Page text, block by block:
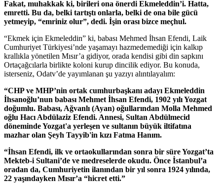
Fakat, muhakkak ki, birileri ona önerdi Ekmeleddin’i. Hatta,
emretti. Bu da, belki tartıştı onlarla, belki de ona bile gücü
yetmeyip, “emriniz olur”, dedi. İşin orası bizce meçhul.
“Ekmek için Ekmeleddin” ki, babası Mehmed İhsan Efendi, Laik
Cumhuriyet Türkiyesi’nde yaşamayı hazmedemediği için kalkıp
krallıkla yönetilen Mısır’a gidiyor, orada kendisi gibi din sapkını
Ortaçağcılarla birlikte koloni kurup dincilik ediyor. Bu konuda,
isterseniz, Odatv’de yayımlanan şu yazıyı alıntılayalım:
“CHP ve MHP’nin ortak cumhurbaşkanı adayı Ekmeleddin
İhsanoğlu’nun babası Mehmet İhsan Efendi, 1902 yılı Yozgat
doğumlu. Babası, Ağvanlı (Ayan) oğullarından Molla Mehmed
oğlu Hacı Abdülaziz Efendi. Annesi, Sultan Abdülmecid
döneminde Yozgat'a yerleşen ve sultanın büyük iltifatına
mazhar olan Şeyh Tayyib'in kızı Fatma Hanım.
“İhsan Efendi, ilk ve ortaokullarından sonra bir süre Yozgat’ta
Mekteb-i Sultani’de ve medreselerde okudu. Önce İstanbul’a
oradan da, Cumhuriyetin ilanından bir yıl sonra 1924 yılında,
22 yaşındayken Mısır’a “hicret etti.”